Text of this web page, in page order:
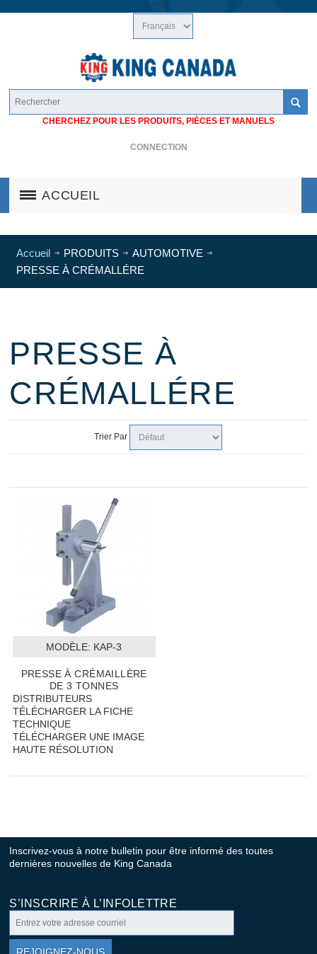
/**/
CHERCHEZ POUR LES PRODUITS, PIÈCES ET MANUELS
CONNECTION
ACCUEIL
Accueil PRODUITS
AUTOMOTIVE
PRESSE À CRÉMALLÉRE
PRESSE À
CRÉMALLÉRE
Trier Par
MODÈLE: KAP-3
PRESSE À CRÉMAILLÈRE
DE 3 TONNES
DISTRIBUTEURS
TÉLÉCHARGER LA FICHE
TECHNIQUE
TÉLÉCHARGER UNE IMAGE
HAUTE RÉSOLUTION
Inscrivez-vous à notre bulletin pour être informé des toutes
dernières nouvelles de King Canada
S’INSCRIRE À L’INFOLETTRE